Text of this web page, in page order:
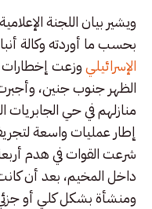
ويشير بيان اللجنة
بحسب ما أوردته وكالة
الإسرائيليوزعت إخطارات
الظهر جنوب جنين،
منازلهم في حي الجابريات
إطار عمليات واسعة
شرعت القوات في هدم
ومنشأة بشكل كلي أو